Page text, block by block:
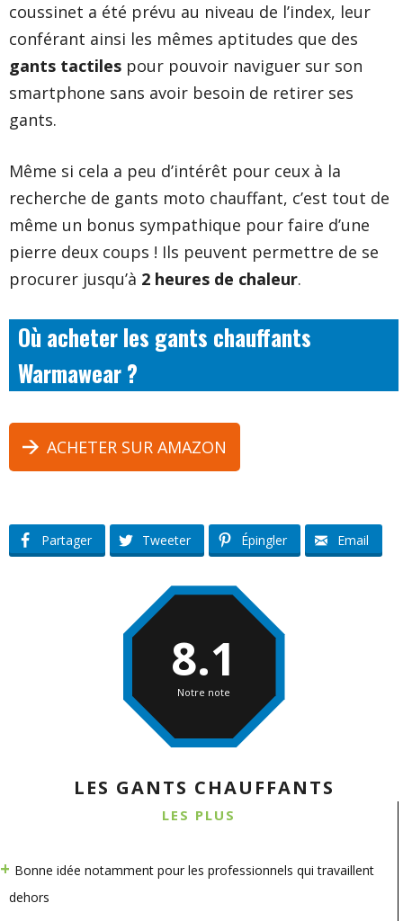
coussinet a été prévu au niveau de l’index, leur
conférant ainsi les mêmes aptitudes que des
gants tactiles pour pouvoir naviguer sur son
smartphone sans avoir besoin de retirer ses
gants.
Même si cela a peu d’intérêt pour ceux à la
recherche de gants moto chauffant, c’est tout de
même un bonus sympathique pour faire d’une
pierre deux coups ! Ils peuvent permettre de se
procurer jusqu’à 2 heures de chaleur.
Où acheter les gants chauffants
Warmawear ?
ACHETER SUR AMAZON
Partager Tweeter Épingler Email
8.1
Notre note
LES GANTS CHAUFFANTS
LES PLUS
Bonne idée notamment pour les professionnels qui travaillent
dehors